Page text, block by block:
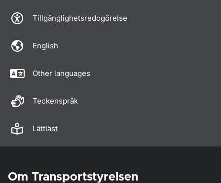
Tillgänglighetsredogörelse
English
Other languages
Teckenspråk
Lättläst
Om Transportstyrelsen